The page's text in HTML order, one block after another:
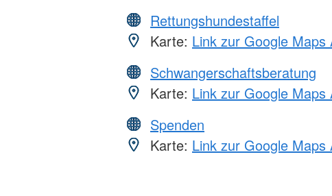
Rettungshundestaffel
Karte: Link zur Google Maps
Schwangerschaftsberatung
Karte: Link zur Google Maps
Spenden
Karte: Link zur Google Maps